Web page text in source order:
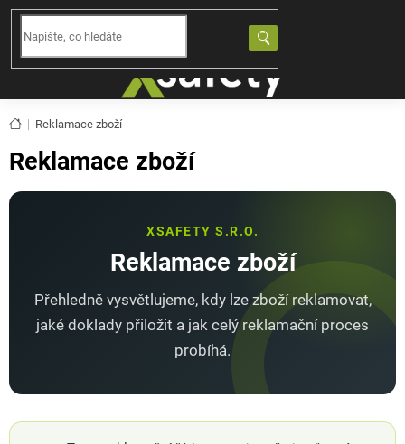
Přejít
obsah
Domů
Reklamace zboží
Reklamace zboží
XSAFETY S.R.O.
Reklamace zboží
Přehledně vysvětlujeme, kdy lze zboží reklamovat,
jaké doklady přiložit a jak celý reklamační proces
probíhá.